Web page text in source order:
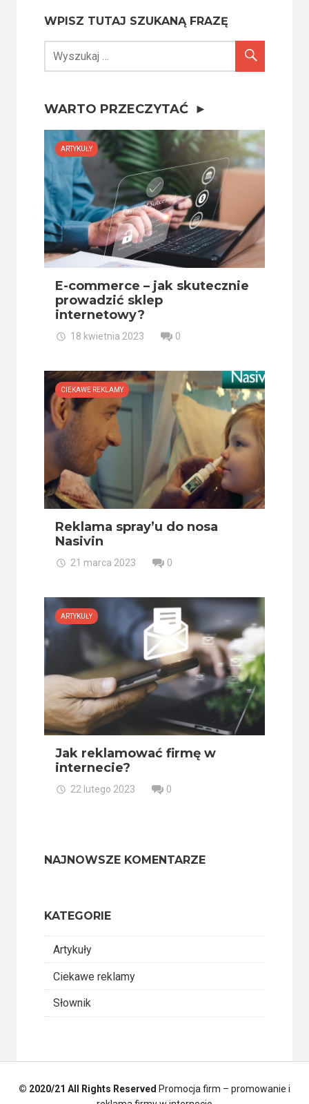
WPISZ TUTAJ SZUKANĄ FRAZĘ
WARTO PRZECZYTAĆ
ARTYKUŁY
E-commerce – jak skutecznie
prowadzić sklep
internetowy?
18 kwietnia 2023 0
CIEKAWE REKLAMY
Reklama spray’u do nosa
Nasivin
21 marca 2023 0
ARTYKUŁY
Jak reklamować firmę w
internecie?
22 lutego 2023 0
NAJNOWSZE KOMENTARZE
KATEGORIE
Artykuły
Ciekawe reklamy
Słownik
© 2020/21 All Rights Reserved Promocja firm – promowanie i